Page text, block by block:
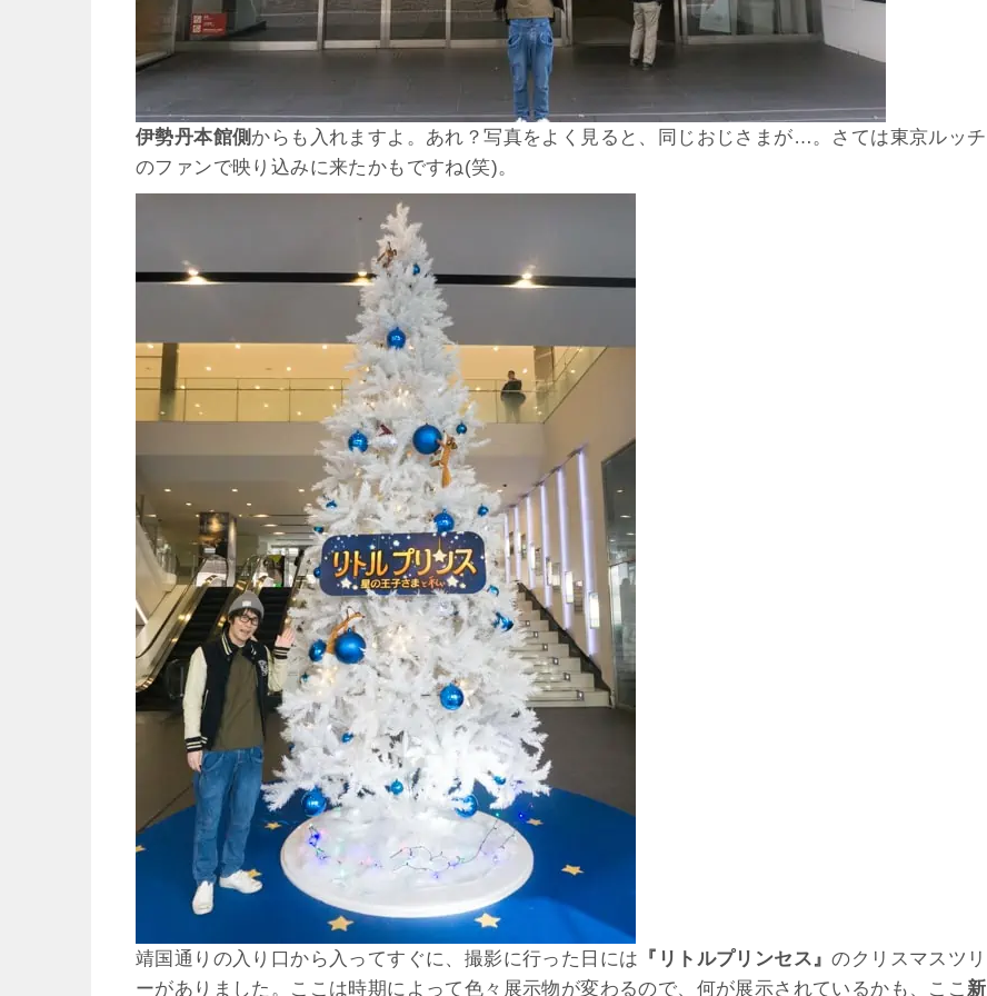
伊勢丹本館側 からも入れますよ。あれ？写真をよく見ると、同じおじさまが…。さては東京ルッチ
のファンで映り込みに来たかもですね(笑)。
靖国通りの入り口から入ってすぐに、撮影に行った日には 『リトルプリンセス』のクリスマスツリ
ーがありました。ここは時期によって色々展示物が変わるので、何が展示されているかも、ここ新